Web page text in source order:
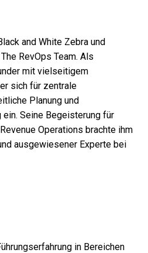
and White Zebra und
RevOps Team. Als
mit vielseitigem
sich für zentrale
Planung und
Seine Begeisterung für
Operations brachte ihm
ausgewiesener Experte bei
in Bereichen